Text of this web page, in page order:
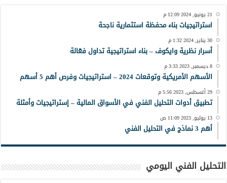
21 يونيو, 2024 12:09 م
استراتيجيات بناء محفظة استثمارية ناجحة
30 يناير, 2024 1:32 م
أسرار نظرية وايكوف – بناء استراتيجية تداول فعّالة
8 ديسمبر, 2023 3:33 م
الأسهم الأمريكية وتوقعات 2024 – استراتيجيات وفرص أهم 5 أسهم
29 أغسطس, 2023 5:56 م
تطبيق أدوات التحليل الفني في الأسواق المالية – إستراتيجيات وأمثلة
13 يوليو, 2023 11:09 ص
أهم 3 نماذج في التحليل الفني
التحليل الفني اليومي